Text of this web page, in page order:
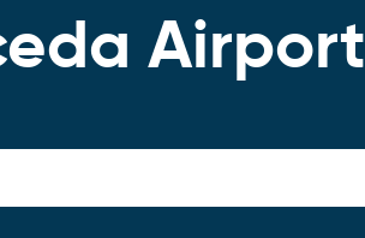
Airport